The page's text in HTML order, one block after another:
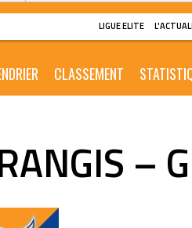
LIGUE ELITE
CLASSEMENT
–